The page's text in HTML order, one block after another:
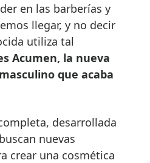
en las barberías y
llegar, y no decir
utiliza tal
Acumen, la nueva
que acaba
desarrollada
nuevas
crear una cosmética